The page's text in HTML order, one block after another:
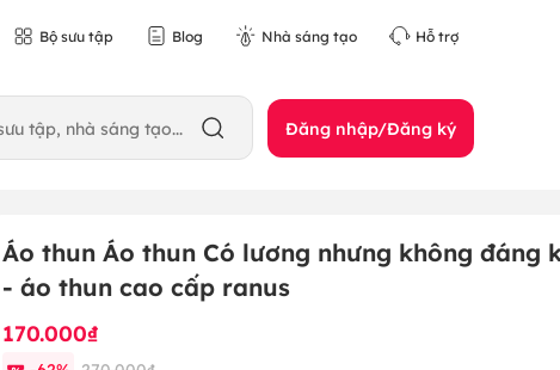
Bộ sưu tập Blog Nhà sáng tạo Hỗ trợ
Đăng nhập/Đăng ký
Áo thun Áo thun Có lương nhưng không đáng
- áo thun cao cấp ranus
170.000₫